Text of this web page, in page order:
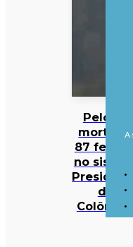
Pelo 111
mortos e
87 feridos
no sismo –
Presidente
da
Colômbia
A